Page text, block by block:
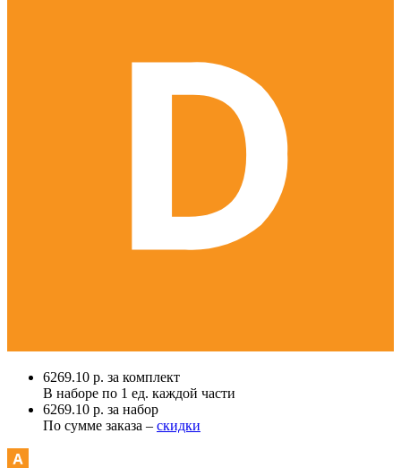
6269.10 р. за комплект
В наборе по 1 ед. каждой части
6269.10 р. за набор
По сумме заказа – скидки